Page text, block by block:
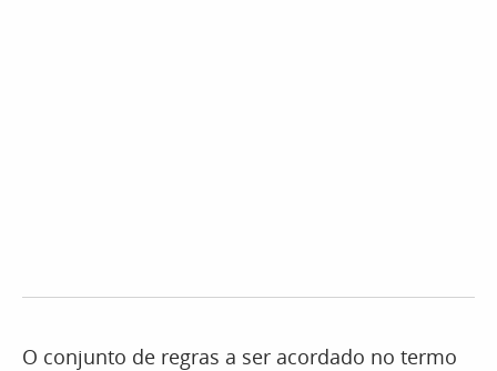
O conjunto de regras a ser acordado no termo